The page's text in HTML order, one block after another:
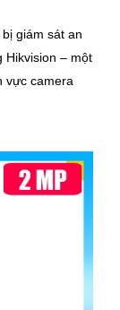
giám sát an
Hikvision – một
vực camera